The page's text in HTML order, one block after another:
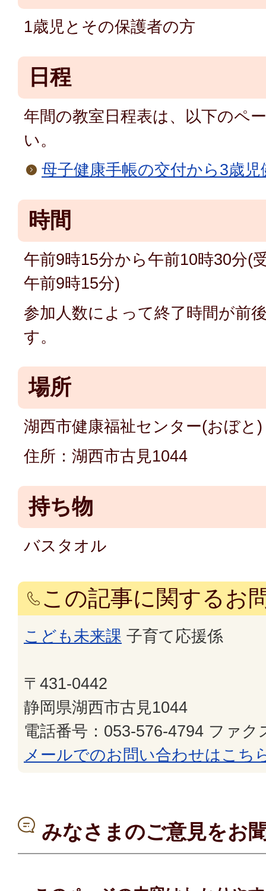
1歳児とその保護者の方
日程
年間の教室日程表は、以下のペ
い。
母子健康手帳の交付から3歳
時間
午前9時15分から午前10時30分(
午前9時15分)
参加人数によって終了時間が前
す。
場所
湖西市健康福祉センター(おぼと
住所：湖西市古見1044
持ち物
バスタオル
この記事に関するお
こども未来課 子育て応援係
〒431-0442
静岡県湖西市古見1044
電話番号：053-576-4794 ファク
メールでのお問い合わせはこち
みなさまのご意見をお